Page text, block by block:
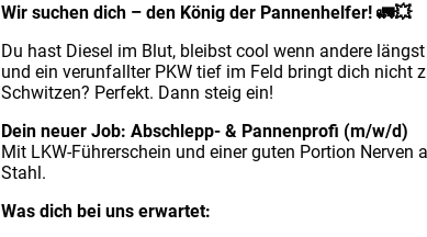
Wir suchen dich – den König der Pannenhelfer! 🚛💥
Du hast Diesel im Blut, bleibst cool wenn andere
und ein verunfallter PKW tief im Feld bringt dich nicht
Schwitzen? Perfekt. Dann steig ein!
Dein neuer Job: Abschlepp- & Pannenprofi (m/w/d)
Mit LKW-Führerschein und einer guten Portion Nerven
Stahl.
Was dich bei uns erwartet: